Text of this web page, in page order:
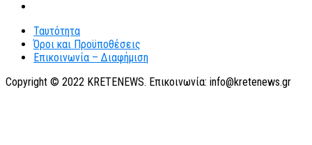
Ταυτότητα
Όροι και Προϋποθέσεις
Επικοινωνία – Διαφήμιση
Copyright © 2022 KRETENEWS. Επικοινωνία: info@kretenews.gr